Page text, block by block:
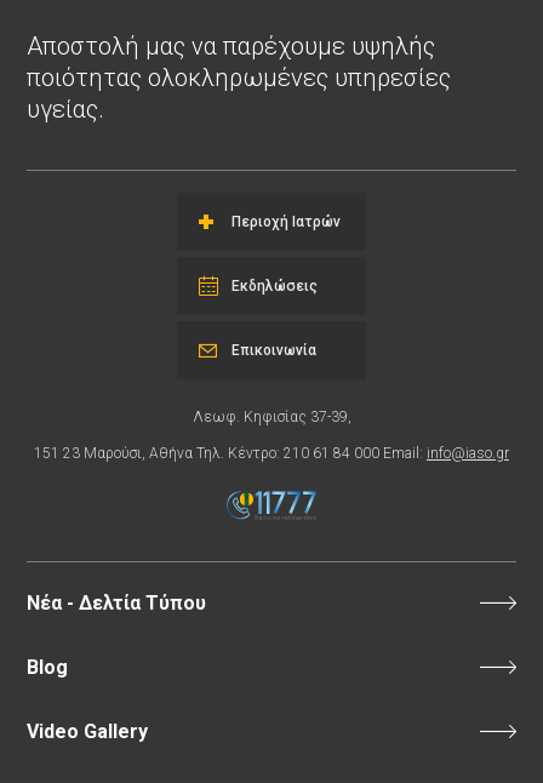
Αποστολή μας να παρέχουμε υψηλής
ποιότητας ολοκληρωμένες υπηρεσίες
υγείας.
Περιοχή Ιατρών
Εκδηλώσεις
Λεωφ. Κηφισίας 37-39,
151 23 Μαρούσι, Αθήνα Τηλ. Κέντρο: 210 61 84 000 Email: info@iaso.gr
Επικοινωνία
Νέα - Δελτία Τύπου
Blog
Video Gallery